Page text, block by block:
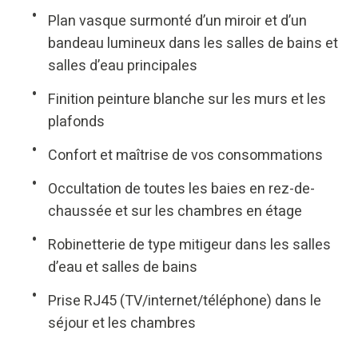
Plan vasque surmonté d’un miroir et d’un
bandeau lumineux dans les salles de bains et
salles d’eau principales
Finition peinture blanche sur les murs et les
plafonds
Confort et maîtrise de vos consommations
Occultation de toutes les baies en rez-de-
chaussée et sur les chambres en étage
Robinetterie de type mitigeur dans les salles
d’eau et salles de bains
Prise RJ45 (TV/internet/téléphone) dans le
séjour et les chambres